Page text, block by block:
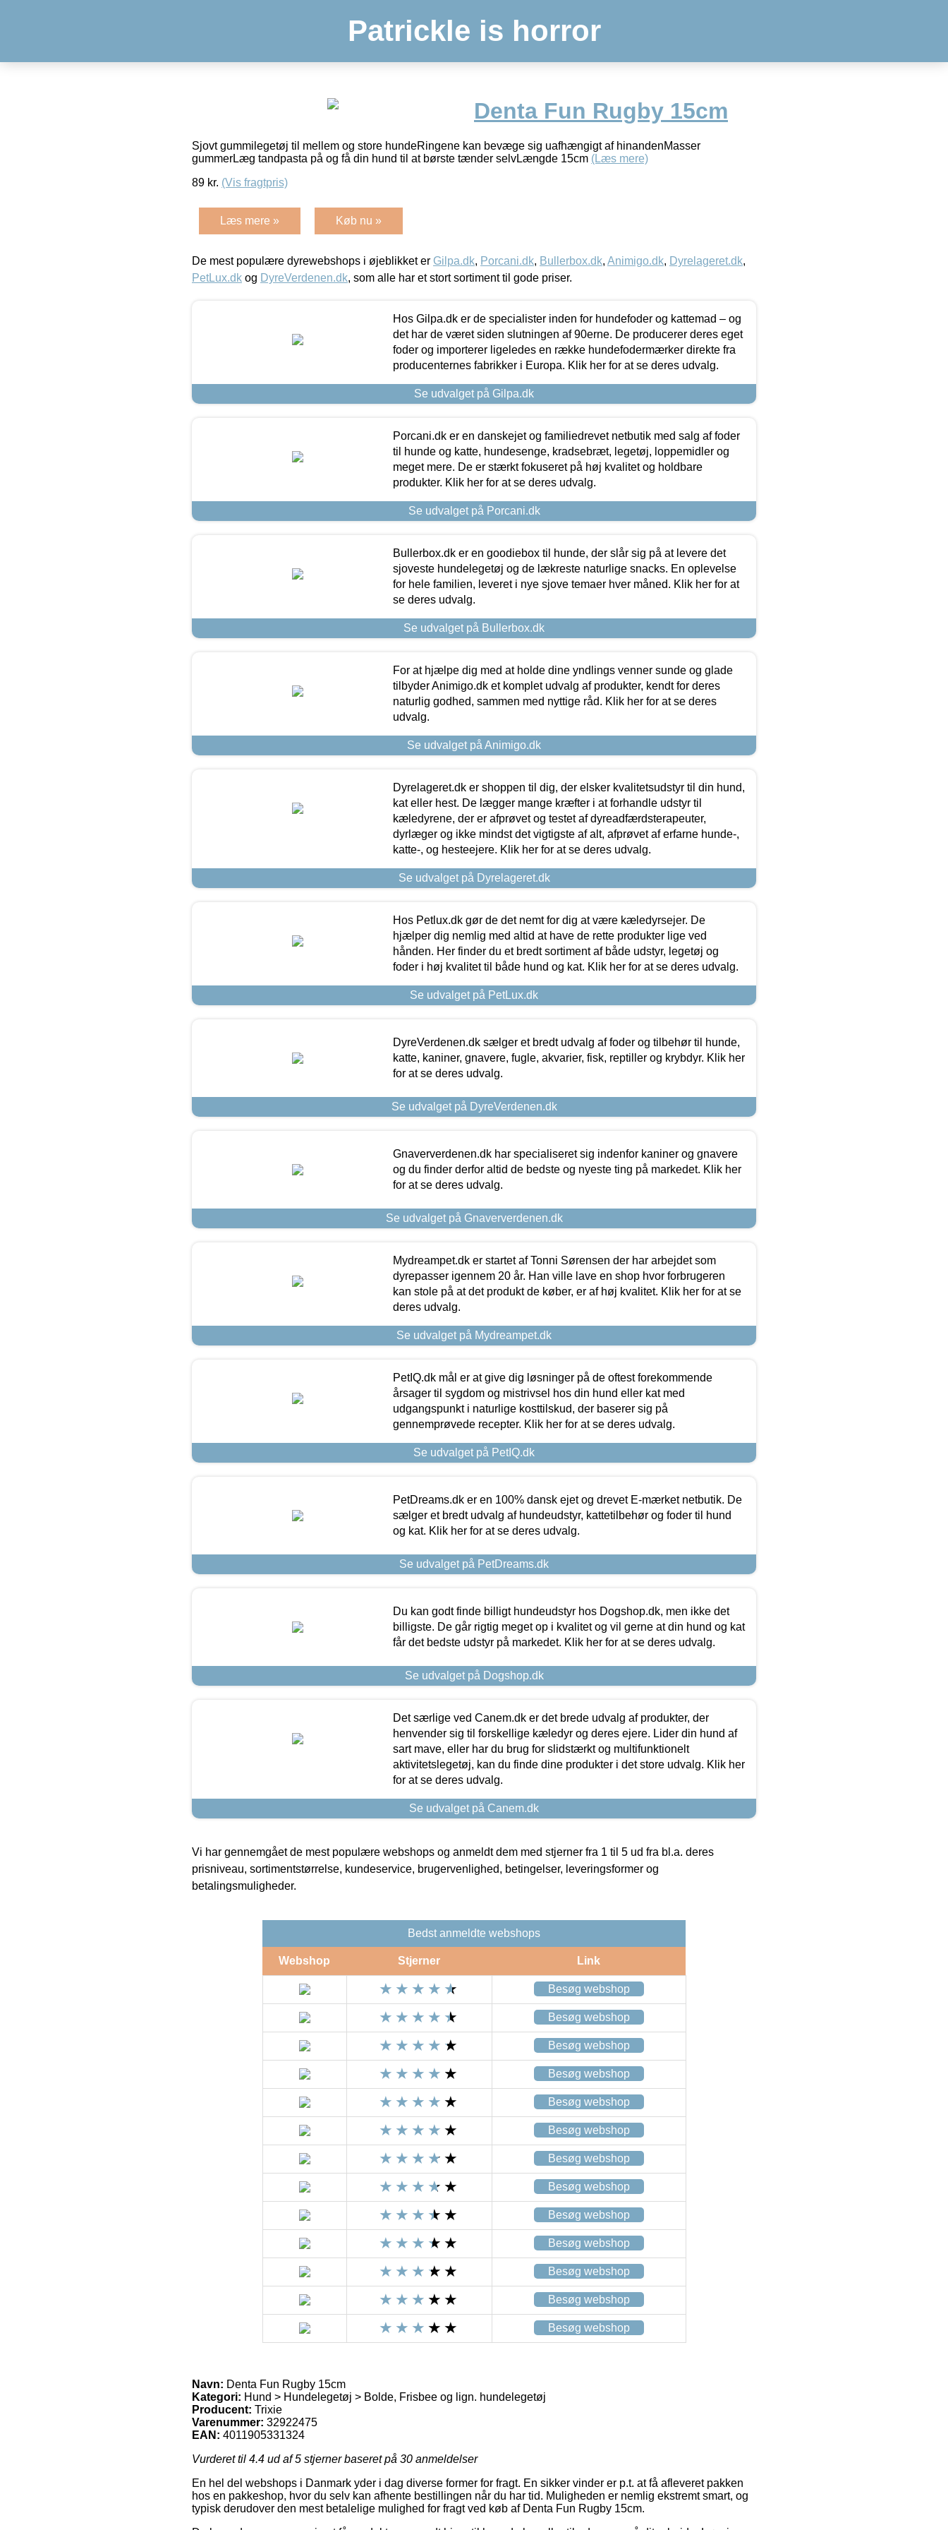
Patrickle is horror
Denta Fun Rugby 15cm
Sjovt gummilegetøj til mellem og store hundeRingene kan bevæge sig uafhængigt af hinandenMasser
gummerLæg tandpasta på og få din hund til at børste tænder selvLængde 15cm (Læs mere)
89 kr. (Vis fragtpris)
Læs mere » Køb nu »
De mest populære dyrewebshops i øjeblikket er Gilpa.dk, Porcani.dk, Bullerbox.dk, Animigo.dk, Dyrelageret.dk,
PetLux.dk og DyreVerdenen.dk, som alle har et stort sortiment til gode priser.
Hos Gilpa.dk er de specialister inden for hundefoder og kattemad – og
det har de været siden slutningen af 90erne. De producerer deres eget
foder og importerer ligeledes en række hundefodermærker direkte fra
producenternes fabrikker i Europa. Klik her for at se deres udvalg.
Se udvalget på Gilpa.dk
Porcani.dk er en danskejet og familiedrevet netbutik med salg af foder
til hunde og katte, hundesenge, kradsebræt, legetøj, loppemidler og
meget mere. De er stærkt fokuseret på høj kvalitet og holdbare
produkter. Klik her for at se deres udvalg.
Se udvalget på Porcani.dk
Bullerbox.dk er en goodiebox til hunde, der slår sig på at levere det
sjoveste hundelegetøj og de lækreste naturlige snacks. En oplevelse
for hele familien, leveret i nye sjove temaer hver måned. Klik her for at
se deres udvalg.
Se udvalget på Bullerbox.dk
For at hjælpe dig med at holde dine yndlings venner sunde og glade
tilbyder Animigo.dk et komplet udvalg af produkter, kendt for deres
naturlig godhed, sammen med nyttige råd. Klik her for at se deres
udvalg.
Se udvalget på Animigo.dk
Dyrelageret.dk er shoppen til dig, der elsker kvalitetsudstyr til din hund,
kat eller hest. De lægger mange kræfter i at forhandle udstyr til
kæledyrene, der er afprøvet og testet af dyreadfærdsterapeuter,
dyrlæger og ikke mindst det vigtigste af alt, afprøvet af erfarne hunde-,
katte-, og hesteejere. Klik her for at se deres udvalg.
Se udvalget på Dyrelageret.dk
Hos Petlux.dk gør de det nemt for dig at være kæledyrsejer. De
hjælper dig nemlig med altid at have de rette produkter lige ved
hånden. Her finder du et bredt sortiment af både udstyr, legetøj og
foder i høj kvalitet til både hund og kat. Klik her for at se deres udvalg.
Se udvalget på PetLux.dk
DyreVerdenen.dk sælger et bredt udvalg af foder og tilbehør til hunde,
katte, kaniner, gnavere, fugle, akvarier, fisk, reptiller og krybdyr. Klik her
for at se deres udvalg.
Se udvalget på DyreVerdenen.dk
Gnaververdenen.dk har specialiseret sig indenfor kaniner og gnavere
og du finder derfor altid de bedste og nyeste ting på markedet. Klik her
for at se deres udvalg.
Se udvalget på Gnaververdenen.dk
Mydreampet.dk er startet af Tonni Sørensen der har arbejdet som
dyrepasser igennem 20 år. Han ville lave en shop hvor forbrugeren
kan stole på at det produkt de køber, er af høj kvalitet. Klik her for at se
deres udvalg.
Se udvalget på Mydreampet.dk
PetIQ.dk mål er at give dig løsninger på de oftest forekommende
årsager til sygdom og mistrivsel hos din hund eller kat med
udgangspunkt i naturlige kosttilskud, der baserer sig på
gennemprøvede recepter. Klik her for at se deres udvalg.
Se udvalget på PetIQ.dk
PetDreams.dk er en 100% dansk ejet og drevet E-mærket netbutik. De
sælger et bredt udvalg af hundeudstyr, kattetilbehør og foder til hund
og kat. Klik her for at se deres udvalg.
Se udvalget på PetDreams.dk
Du kan godt finde billigt hundeudstyr hos Dogshop.dk, men ikke det
billigste. De går rigtig meget op i kvalitet og vil gerne at din hund og kat
får det bedste udstyr på markedet. Klik her for at se deres udvalg.
Se udvalget på Dogshop.dk
Det særlige ved Canem.dk er det brede udvalg af produkter, der
henvender sig til forskellige kæledyr og deres ejere. Lider din hund af
sart mave, eller har du brug for slidstærkt og multifunktionelt
aktivitetslegetøj, kan du finde dine produkter i det store udvalg. Klik her
for at se deres udvalg.
Se udvalget på Canem.dk
Vi har gennemgået de mest populære webshops og anmeldt dem med stjerner fra 1 til 5 ud fra bl.a. deres
prisniveau, sortimentstørrelse, kundeservice, brugervenlighed, betingelser, leveringsformer og
betalingsmuligheder.
Bedst anmeldte webshops
Webshop Stjerner Link
Besøg webshop
Besøg webshop
Besøg webshop
Besøg webshop
Besøg webshop
Besøg webshop
Besøg webshop
Besøg webshop
Besøg webshop
Besøg webshop
Besøg webshop
Besøg webshop
Besøg webshop
Navn: Denta Fun Rugby 15cm
Kategori: Hund > Hundelegetøj > Bolde, Frisbee og lign. hundelegetøj
Producent: Trixie
Varenummer: 32922475
EAN: 4011905331324
Vurderet til 4.4 ud af 5 stjerner baseret på 30 anmeldelser
En hel del webshops i Danmark yder i dag diverse former for fragt. En sikker vinder er p.t. at få afleveret pakken
hos en pakkeshop, hvor du selv kan afhente bestillingen når du har tid. Muligheden er nemlig ekstremt smart, og
typisk derudover den mest betalelige mulighed for fragt ved køb af Denta Fun Rugby 15cm.